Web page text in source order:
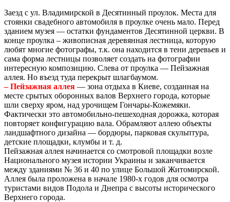
Заезд с ул. Владимирской в Десятинный проулок. Места для
стоянки свадебного автомобиля в проулке очень мало. Перед
зданием музея — остатки фундаментов Десятинной церкви. В
конце проулка – живописная деревянная лестница, которую
любят многие фотографы, т.к. она находится в тени деревьев и
сама форма лестницы позволяет создать на фотографии
интересную композицию. Слева от проулка — Пейзажная
аллея. Но въезд туда перекрыт шлагбаумом.
– Пейзажная аллея — зона отдыха в Киеве, созданная на
месте срытых оборонных валов Верхнего города, которые
шли сверху яром, над урочищем Гончары-Кожемяки.
Фактически это автомобильно-пешеходная дорожка, которая
повторяет конфигурацию вала. Обрамляют аллею объекты
ландшафтного дизайна — бордюры, парковая скульптура,
детские площадки, клумбы и т. д.
Пейзажная аллея начинается со смотровой площадки возле
Национального музея истории Украины и заканчивается
между зданиями № 36 и 40 по улице Большой Житомирской.
Аллея была проложена в начале 1980-х годов для осмотра
туристами видов Подола и Днепра с высоты исторического
Верхнего города.